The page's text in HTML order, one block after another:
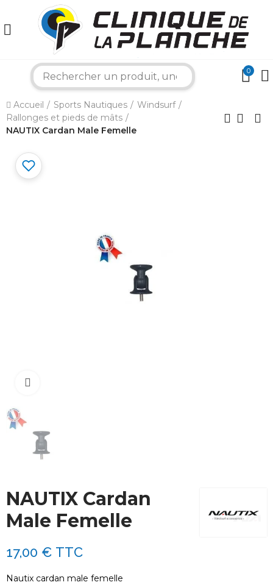
0
Accueil Sports Nautiques
Windsurf
Rallonges et pieds de mâts
NAUTIX Cardan Male Femelle
NAUTIX Cardan
Male Femelle
17,00 € TTC
Nautix cardan male femelle
×
Bonjour ! Je suis votre expert nautique.
Comment puis-je vous aider aujourd'hui ?